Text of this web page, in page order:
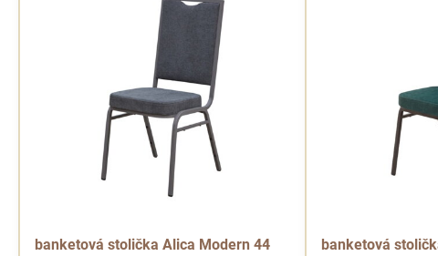
banketová stolička Alica Modern 44 banketová